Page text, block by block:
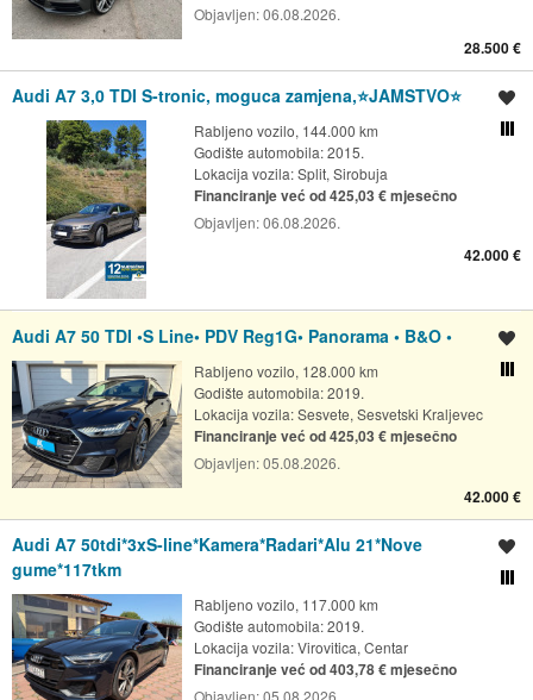
Objavljen:06.08.2026.
28.500 €
Audi A7 3,0 TDI S-tronic, moguca zamjena,⭐️JAMSTVO⭐️
Rabljeno vozilo, 144.000 km
Godište automobila: 2015.
Lokacija vozila:Split, Sirobuja
Financiranje već od 425,03 € mjesečno
Objavljen:06.08.2026.
42.000 €
Audi A7 50 TDI •S Line• PDV Reg1G• Panorama • B&O •
Rabljeno vozilo, 128.000 km
Godište automobila: 2019.
Lokacija vozila:Sesvete, Sesvetski Kraljevec
Financiranje već od 425,03 € mjesečno
Objavljen:05.08.2026.
42.000 €
Audi A7 50tdi*3xS-line*Kamera*Radari*Alu 21*Nove
gume*117tkm
Rabljeno vozilo, 117.000 km
Godište automobila: 2019.
Lokacija vozila:Virovitica, Centar
Financiranje već od 403,78 € mjesečno